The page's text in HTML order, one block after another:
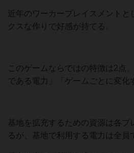
近年のワーカープレイスメントと
クスな作りで好感が持てる。
このゲームならではの特徴は2点
である電力」「ゲームごとに変化
基地を拡充するための資源は各プ
るが、基地で利用する電力は全員